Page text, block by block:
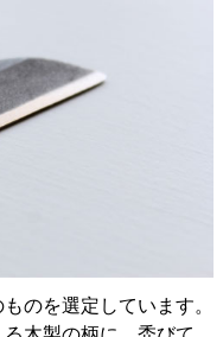
のを選定しています。